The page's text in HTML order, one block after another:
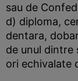
sau de
d) diploma,
dentara,
de unul dintre
ori echivalate